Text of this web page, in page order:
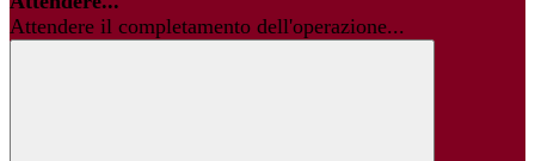
Attendere il completamento dell'operazione...